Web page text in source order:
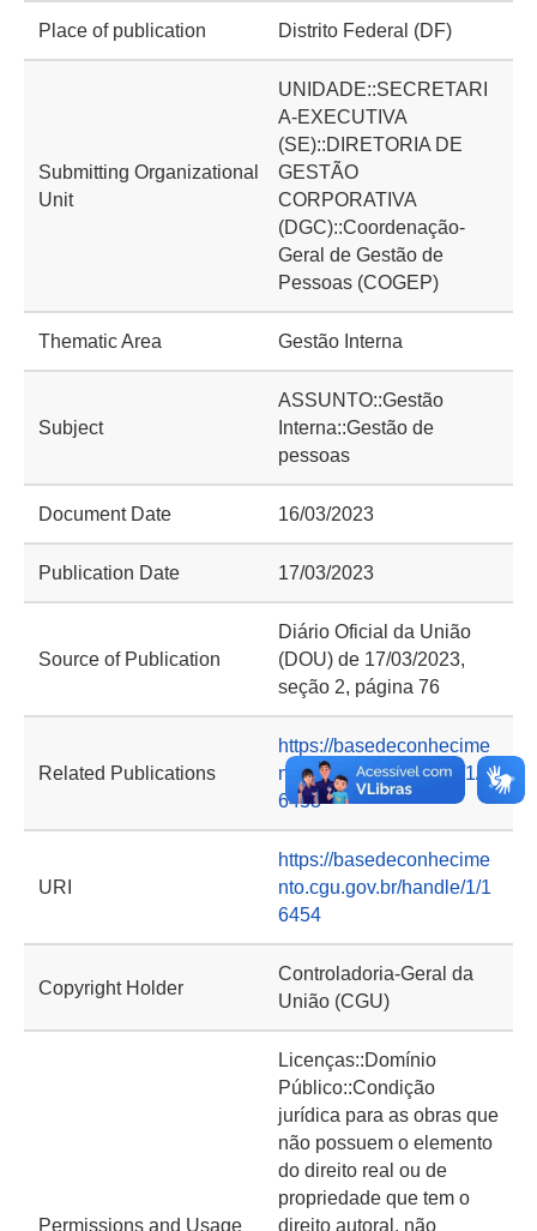
Place of publication Distrito Federal (DF)
Submitting Organizational
Unit
UNIDADE::SECRETARI
A-EXECUTIVA
(SE)::DIRETORIA DE
GESTÃO
CORPORATIVA
(DGC)::Coordenação-
Geral de Gestão de
Pessoas (COGEP)
Thematic Area Gestão Interna
Subject
ASSUNTO::Gestão
Interna::Gestão de
pessoas
Document Date 16/03/2023
Publication Date 17/03/2023
Source of Publication
Diário Oficial da União
(DOU) de 17/03/2023,
seção 2, página 76
Related Publications
https://basedeconhecime
nto.cgu.gov.br/handle/1/1
6453
URI
https://basedeconhecime
nto.cgu.gov.br/handle/1/1
6454
Copyright Holder
Controladoria-Geral da
União (CGU)
Permissions and Usage
Licenças::Domínio
Público::Condição
jurídica para as obras que
não possuem o elemento
do direito real ou de
propriedade que tem o
direito autoral, não